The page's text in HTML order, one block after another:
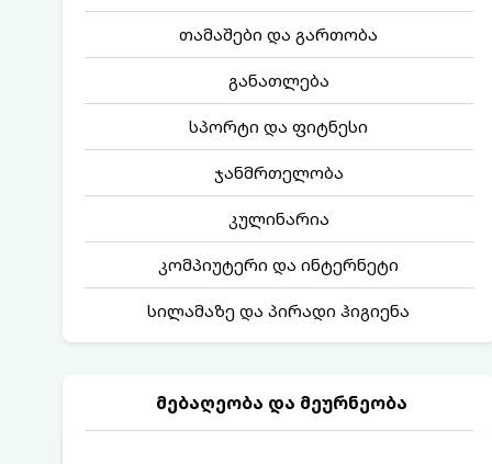
თამაშები და გართობა
განათლება
სპორტი და ფიტნესი
ჯანმრთელობა
კულინარია
კომპიუტერი და ინტერნეტი
სილამაზე და პირადი ჰიგიენა
მებაღეობა და მეურნეობა